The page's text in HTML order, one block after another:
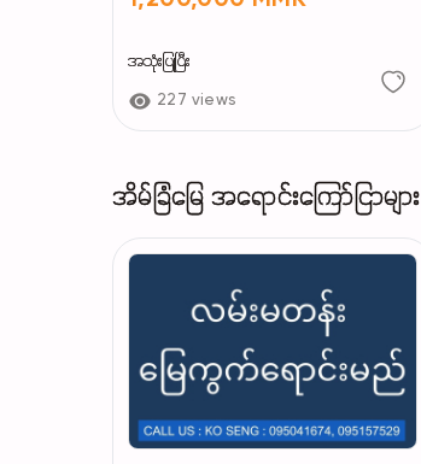
အသုံးပြုပြီး
227 views
အိမ်ခြံမြေ အရောင်းကြော်ငြာများ